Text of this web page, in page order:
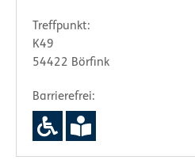
Treffpunkt:
K49
54422 Börfink
Barrierefrei: